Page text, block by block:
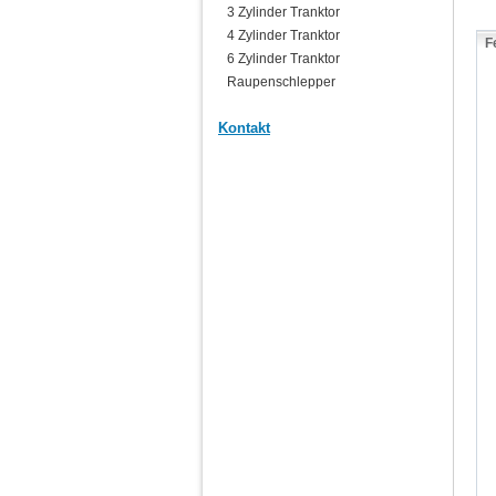
3 Zylinder Tranktor
4 Zylinder Tranktor
6 Zylinder Tranktor
Raupenschlepper
Kontakt